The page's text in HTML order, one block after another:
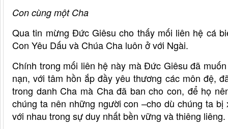
Con cùng một Cha
Qua tin mừng Đức Giêsu cho thấy mối liên hệ cá
Con Yêu Dấu và Chúa Cha luôn ở với Ngài.
Chính trong mối liên hệ này mà Đức Giêsu đã
nạn, với tâm hồn ắp đầy yêu thương các môn đệ,
trong danh Cha mà Cha đã ban cho con, để họ
chúng ta nên những người con –cho dù chúng ta
với nhau trong sự duy nhất bền vững và thiêng liêng.